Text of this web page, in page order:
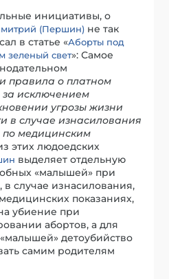
инициативы, о
(Першин) не так
в статье «Аборты под
зеленый свет»: Самое
правила о платном
за исключением
угрозы жизни
в случае изнасилования
по медицинским
этих людоедских
выделяет отдельную
«малышей» при
случае изнасилования,
показаниях,
убиение при
абортов, а для
детоубийство
самим родителям